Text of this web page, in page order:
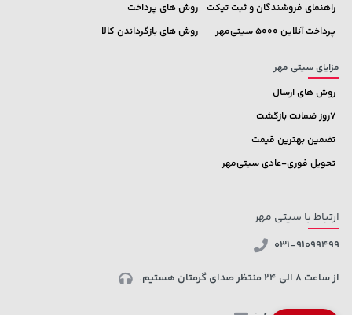
راهنمای فروشندگان و ثبت تیکت
پرداخت آنلاین 5000 سیتی‌مهر
روش های پرداخت
روش های بازگرداندن کالا
مزایای سیتی مهر
روش های ارسال
7روز ضمانت بازگشت
تضمین بهترین قیمت
تحویل فوری-عادی سیتی‌مهر
ارتباط با سیتی مهر
031-91099499
از ساعت 8 الی 24 منتظر صدای گرمتان هستیم.